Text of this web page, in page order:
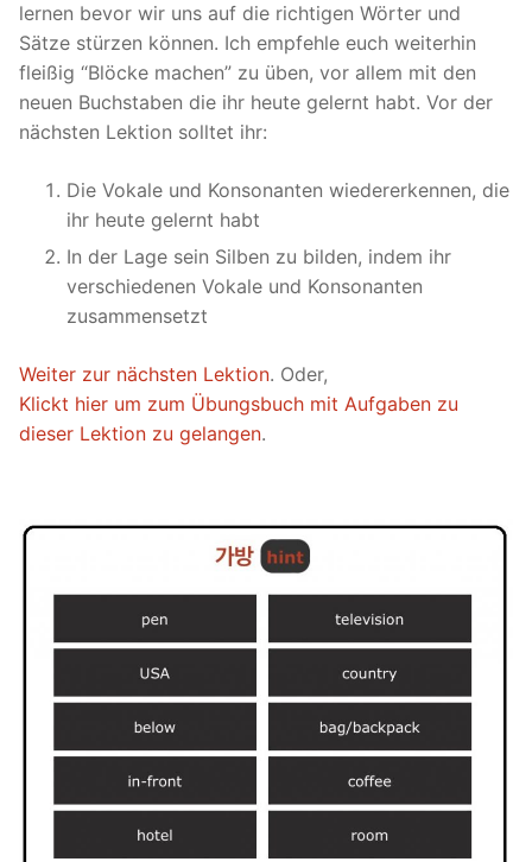
lernen bevor wir uns auf die richtigen Wörter und
Sätze stürzen können. Ich empfehle euch weiterhin
fleißig “Blöcke machen” zu üben, vor allem mit den
neuen Buchstaben die ihr heute gelernt habt. Vor der
nächsten Lektion solltet ihr:
Die Vokale und Konsonanten wiedererkennen, die
ihr heute gelernt habt
In der Lage sein Silben zu bilden, indem ihr
verschiedenen Vokale und Konsonanten
zusammensetzt
Weiter zur nächsten Lektion. Oder,
Klickt hier um zum Übungsbuch mit Aufgaben zu
dieser Lektion zu gelangen.